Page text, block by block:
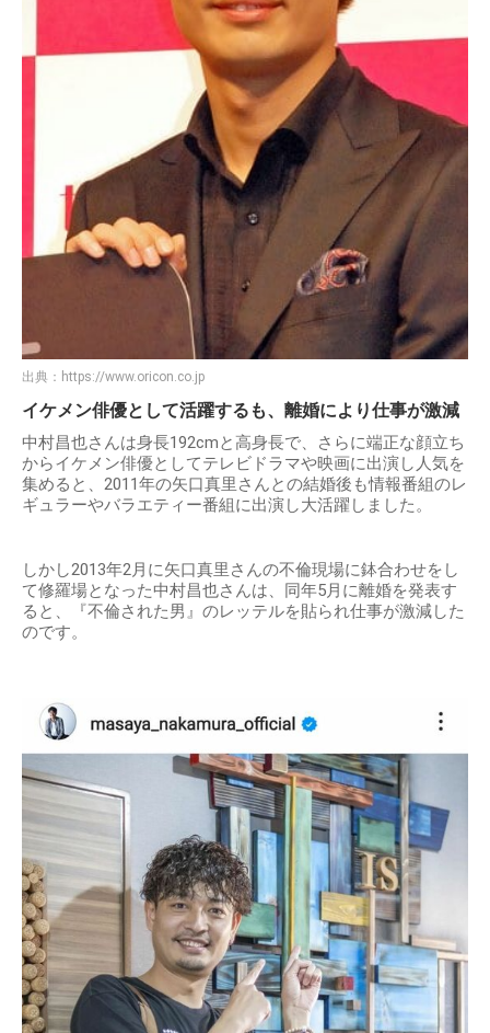
出典： https://www.oricon.co.jp
イケメン俳優として活躍するも、離婚により仕事が激減
中村昌也さんは身長192cmと高身長で、さらに端正な顔立ち
からイケメン俳優としてテレビドラマや映画に出演し人気を
集めると、2011年の矢口真里さんとの結婚後も情報番組のレ
ギュラーやバラエティー番組に出演し大活躍しました。
しかし2013年2月に矢口真里さんの不倫現場に鉢合わせをし
て修羅場となった中村昌也さんは、同年5月に離婚を発表す
ると、『不倫された男』のレッテルを貼られ仕事が激減した
のです。